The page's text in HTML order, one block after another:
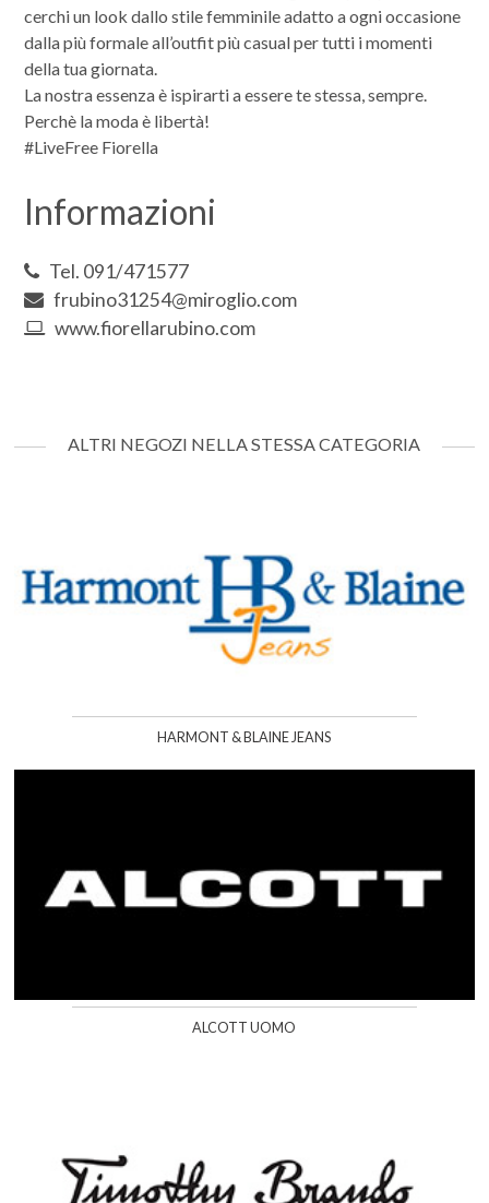
cerchi un look dallo stile femminile adatto a ogni occasione
dalla più formale all’outfit più casual per tutti i momenti
della tua giornata.
La nostra essenza è ispirarti a essere te stessa, sempre.
Perchè la moda è libertà!
#LiveFree Fiorella
Informazioni
Tel. 091/471577
frubino31254@miroglio.com
www.fiorellarubino.com
ALTRI NEGOZI NELLA STESSA CATEGORIA
HARMONT & BLAINE JEANS
ALCOTT UOMO